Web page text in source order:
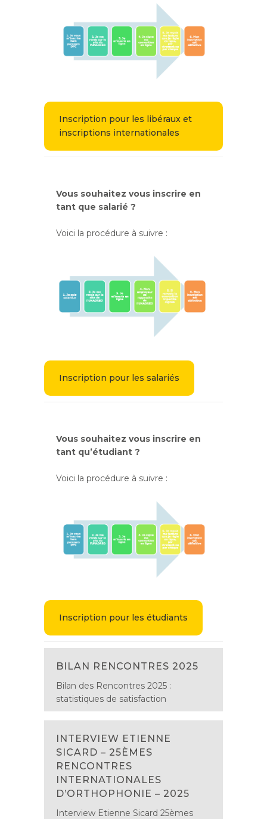
Inscription pour les libéraux et
inscriptions internationales
Vous souhaitez vous inscrire en
tant que salarié ?
Voici la procédure à suivre :
Inscription pour les salariés
Vous souhaitez vous inscrire en
tant qu’étudiant ?
Voici la procédure à suivre :
Inscription pour les étudiants
BILAN RENCONTRES 2025
Bilan des Rencontres 2025 :
statistiques de satisfaction
INTERVIEW ETIENNE
SICARD – 25ÈMES
RENCONTRES
INTERNATIONALES
D’ORTHOPHONIE – 2025
Interview Etienne Sicard 25èmes